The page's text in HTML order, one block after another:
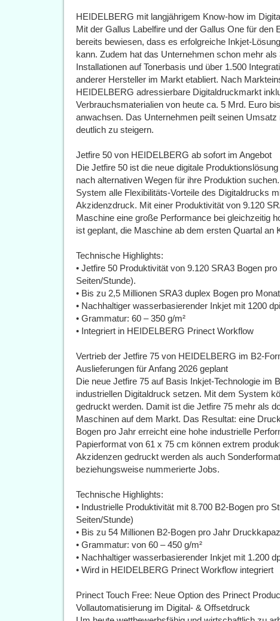
HEIDELBERG mit langjährigem Know-how im
Mit der Gallus Labelfire und der Gallus One für den
bereits bewiesen, dass es erfolgreiche Inkjet-
kann. Zudem hat das Unternehmen schon mehr
Installationen auf Tonerbasis und über 1.500
anderer Hersteller im Markt etabliert. Nach
HEIDELBERG adressierbare Digitaldruckmarkt
Verbrauchsmaterialien von heute ca. 5 Mrd. Euro
anwachsen. Das Unternehmen peilt seinen
deutlich zu steigern.
Jetfire 50 von HEIDELBERG ab sofort im Angebot
Die Jetfire 50 ist die neue digitale
nach alternativen Wegen für ihre Produktion
System alle Flexibilitäts-Vorteile des Digitaldrucks
Akzidenzdruck. Mit einer Produktivität von 9.120
Maschine eine große Performance bei gleichzeitig
ist geplant, die Maschine ab dem ersten Quartal an
Technische Highlights:
• Jetfire 50 Produktivität von 9.120 SRA3 Bogen
Seiten/Stunde).
• Bis zu 2,5 Millionen SRA3 duplex Bogen pro Monat
• Nachhaltiger wasserbasierender Inkjet mit 1200
• Grammatur: 60 – 350 g/m²
• Integriert in HEIDELBERG Prinect Workflow
Vertrieb der Jetfire 75 von HEIDELBERG im B2-
Auslieferungen für Anfang 2026 geplant
Die neue Jetfire 75 auf Basis Inkjet-Technologie im
industriellen Digitaldruck setzen. Mit dem System
gedruckt werden. Damit ist die Jetfire 75 mehr als
Maschinen auf dem Markt. Das Resultat: eine
Bogen pro Jahr erreicht eine hohe industrielle
Papierformat von 61 x 75 cm können extrem
Akzidenzen gedruckt werden als auch
beziehungsweise nummerierte Jobs.
Technische Highlights:
• Industrielle Produktivität mit 8.700 B2-Bogen pro
Seiten/Stunde)
• Bis zu 54 Millionen B2-Bogen pro Jahr
• Grammatur: von 60 – 450 g/m²
• Nachhaltiger wasserbasierender Inkjet mit 1.200
• Wird in HEIDELBERG Prinect Workflow integriert
Prinect Touch Free: Neue Option des Prinect
Vollautomatisierung im Digital- & Offsetdruck